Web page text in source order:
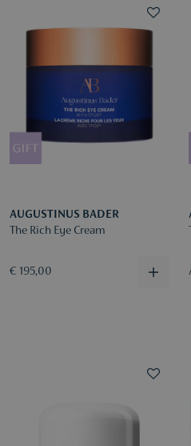
AUGUSTINUS BADER
The Rich Eye Cream
€ 195,00